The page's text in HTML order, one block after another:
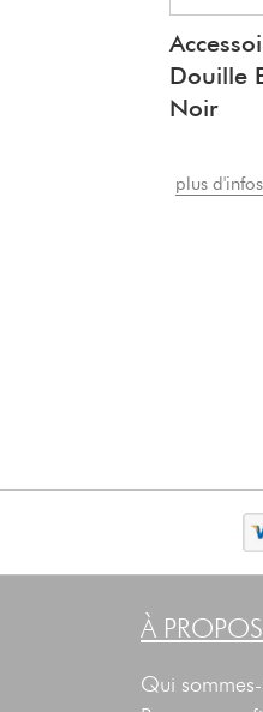
Douille
Noir
plus
À
Qui